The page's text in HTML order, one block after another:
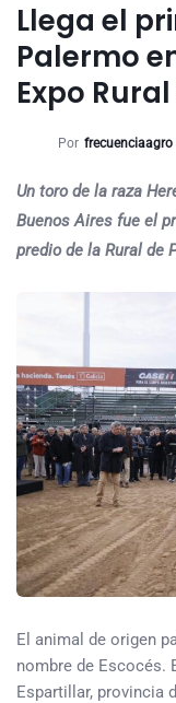
Llega el
Palermo
Expo Rural
Por frecuenciaagro
Un toro de la raza
Buenos Aires fue el
predio de la Rural de
El animal de origen
nombre de Escocés.
Espartillar, provincia